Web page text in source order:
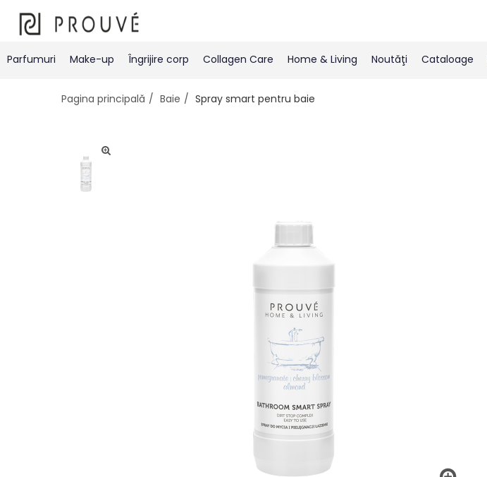
Parfumuri Make-up Îngrijire corp Collagen Care Home & Living Noutăţi Cataloage
Pagina principală Baie Spray smart pentru baie